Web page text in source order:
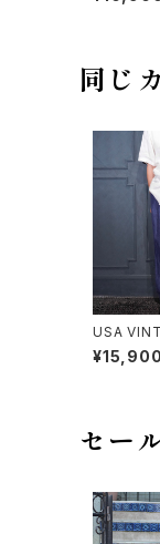
MI
同じ
USA
CK
LACKS
¥15,900
セー